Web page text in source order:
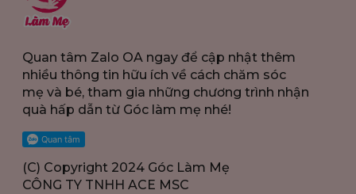
Quan tâm Zalo OA ngay để cập nhật thêm
nhiều thông tin hữu ích về cách chăm sóc
mẹ và bé, tham gia những chương trình nhận
quà hấp dẫn từ Góc làm mẹ nhé!
(C) Copyright 2024 Góc Làm Mẹ
CÔNG TY TNHH ACE MSC